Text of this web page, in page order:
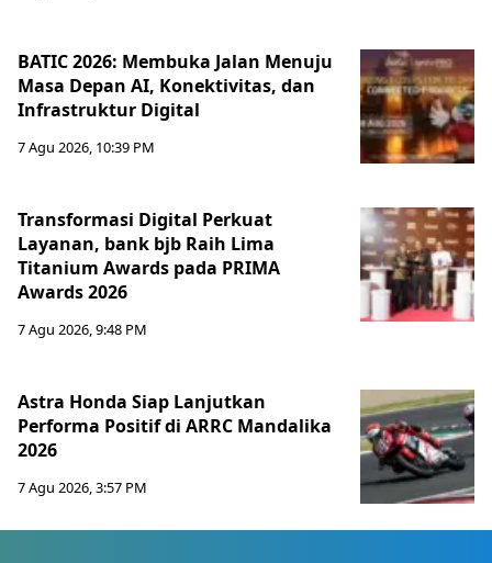
BATIC 2026: Membuka Jalan Menuju
Masa Depan AI, Konektivitas, dan
Infrastruktur Digital
7 Agu 2026, 10:39 PM
Transformasi Digital Perkuat
Layanan, bank bjb Raih Lima
Titanium Awards pada PRIMA
Awards 2026
7 Agu 2026, 9:48 PM
Astra Honda Siap Lanjutkan
Performa Positif di ARRC Mandalika
2026
7 Agu 2026, 3:57 PM